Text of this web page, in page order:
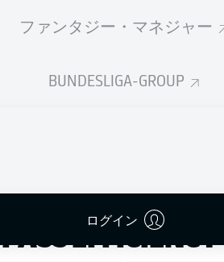
ファンタジー・マネジャー
BUNDESLIGA-GROUP
ログイン
PASS EFFICIENCY